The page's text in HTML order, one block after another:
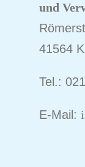
und
41564
Tel.:
E-Mail: